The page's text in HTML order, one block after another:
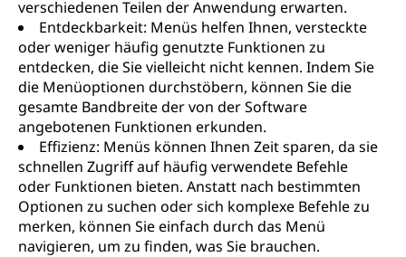
verschiedenen Teilen der Anwendung erwarten.
Entdeckbarkeit: Menüs helfen Ihnen, versteckte
oder weniger häufig genutzte Funktionen zu
entdecken, die Sie vielleicht nicht kennen. Indem Sie
die Menüoptionen durchstöbern, können Sie die
gesamte Bandbreite der von der Software
angebotenen Funktionen erkunden.
Effizienz: Menüs können Ihnen Zeit sparen, da sie
schnellen Zugriff auf häufig verwendete Befehle
oder Funktionen bieten. Anstatt nach bestimmten
Optionen zu suchen oder sich komplexe Befehle zu
merken, können Sie einfach durch das Menü
navigieren, um zu finden, was Sie brauchen.